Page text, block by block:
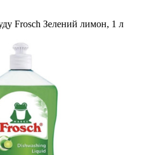
Frosch Зелений лимон, 1 л